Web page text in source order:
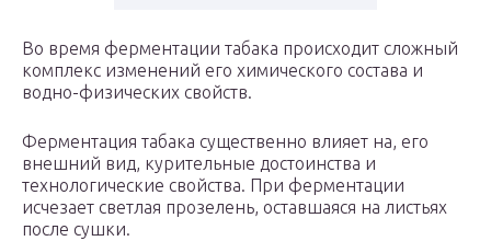
Во время ферментации табака происходит сложный
комплекс изменений его химического состава и
водно-физических свойств.
Ферментация табака существенно влияет на, его
внешний вид, курительные достоинства и
технологические свойства. При ферментации
исчезает светлая прозелень, оставшаяся на листьях
после сушки.